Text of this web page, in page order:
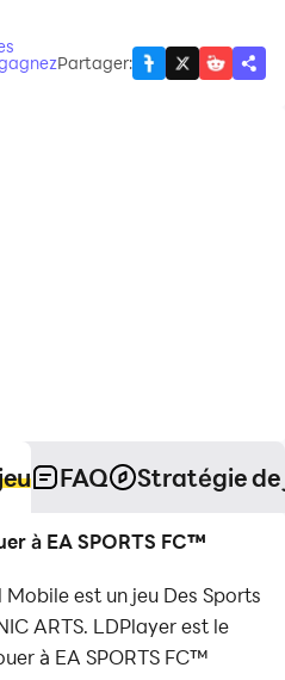
Partager:
FAQ Stratégie de
à EA SPORTS FC™
est un jeu Des Sports
ARTS. LDPlayer est le
à EA SPORTS FC™